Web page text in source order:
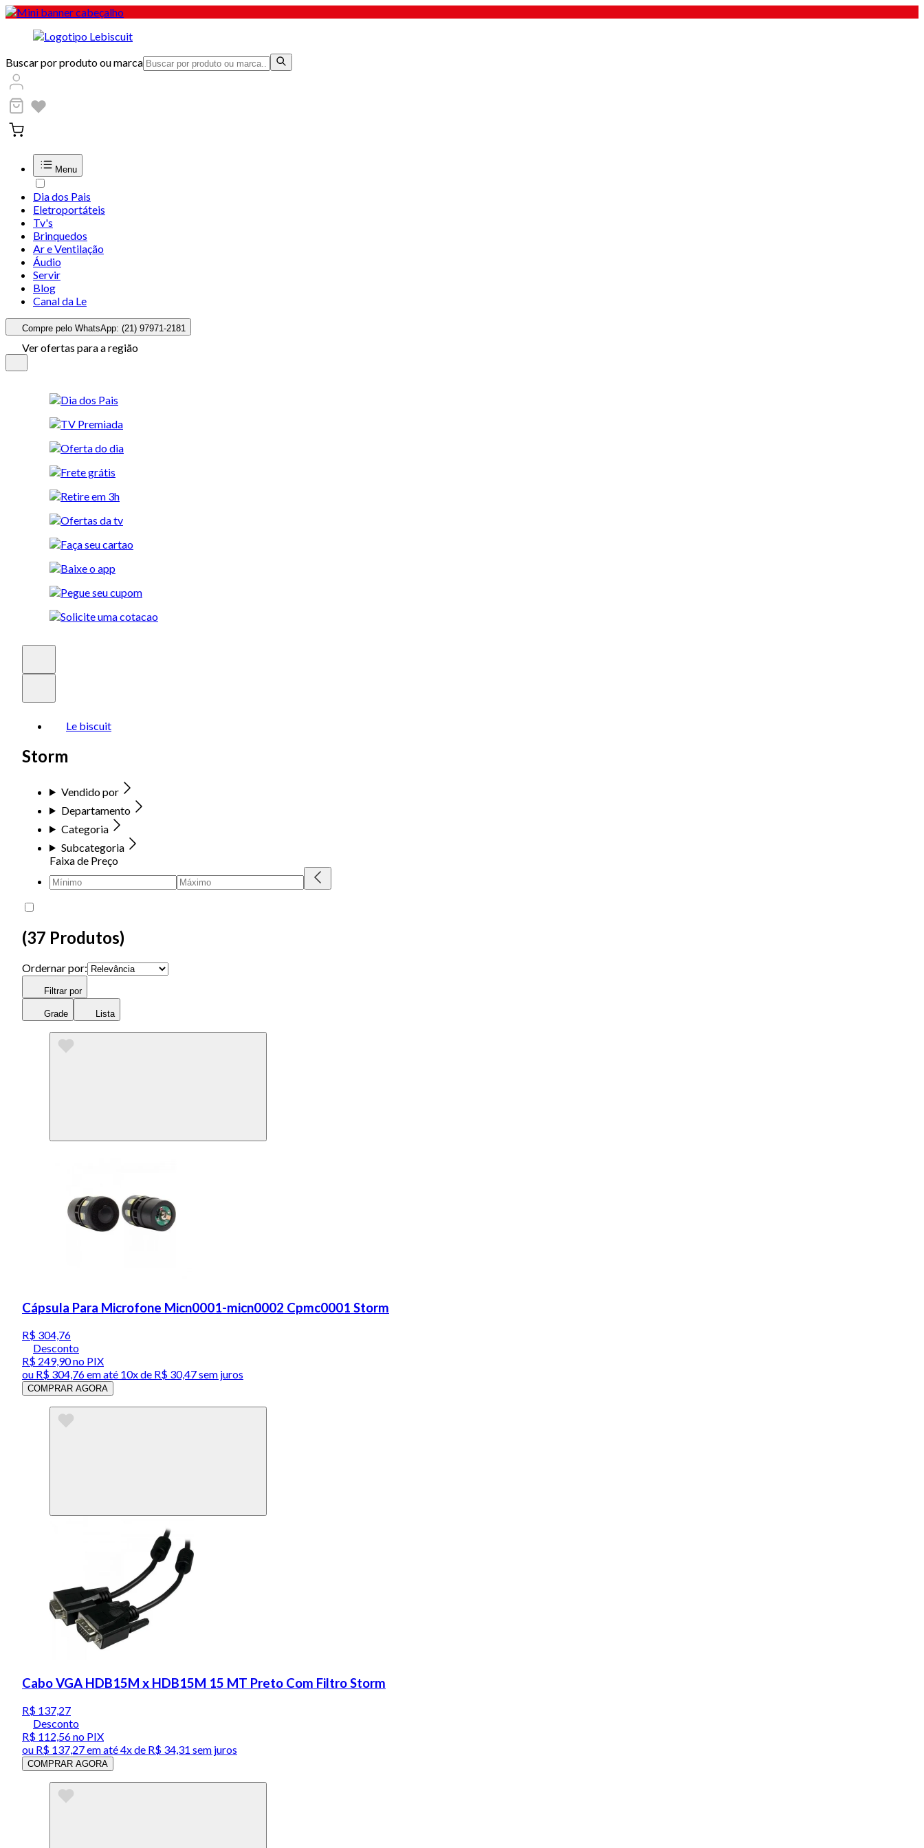
Buscar por produto ou marca
Menu
Dia dos Pais
Eletroportáteis
Tv's
Brinquedos
Ar e Ventilação
Áudio
Servir
Blog
Canal da Le
Compre pelo WhatsApp: (21) 97971-2181
Ver ofertas para a região
Le biscuit
Storm
Vendido por
Departamento
Categoria
Subcategoria
Faixa de Preço
(37 Produtos)
Ordernar por:
Filtrar por
Grade Lista
Cápsula Para Microfone Micn0001-micn0002 Cpmc0001 Storm
R$ 304,76
Desconto
R$ 249,90no PIX
ou R$ 304,76em até 10x de R$ 30,47 sem juros
COMPRAR AGORA
Cabo VGA HDB15M x HDB15M 15 MT Preto Com Filtro Storm
R$ 137,27
Desconto
R$ 112,56no PIX
ou R$ 137,27em até4x de R$ 34,31 sem juros
COMPRAR AGORA